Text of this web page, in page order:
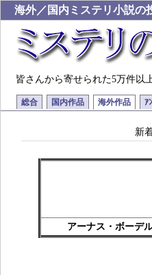
海外／国内ミステリ小説の
皆さんから寄せられた5万件以
総合 国内作品 海外作品 ｱ
新
アーナス・ボーデ